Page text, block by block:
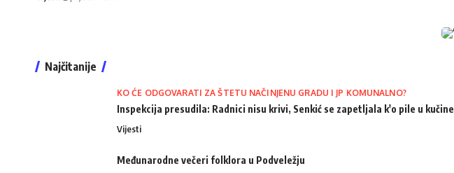
Najčitanije
KO ĆE ODGOVARATI ZA ŠTETU NAČINJENU GRADU I JP KOMUNALNO?
Inspekcija presudila: Radnici nisu krivi, Senkić se zapetljala k'o pile u kučine
Vijesti
Međunarodne večeri folklora u Podveležju